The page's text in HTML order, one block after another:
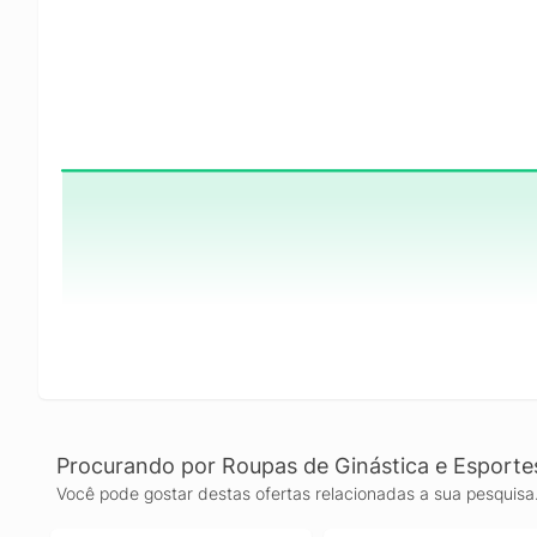
Procurando por Roupas de Ginástica e
Você pode gostar destas ofertas relacionadas a sua